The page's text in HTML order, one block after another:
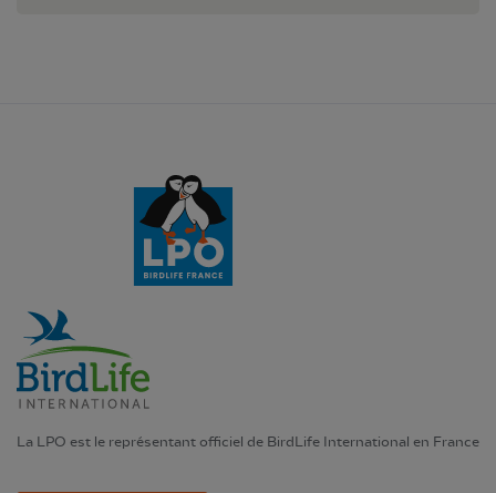
La LPO est le représentant officiel de BirdLife International en France